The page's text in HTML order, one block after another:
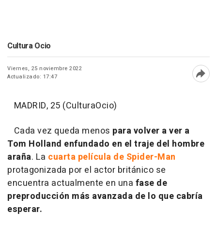
Cultura Ocio
Viernes, 25 noviembre 2022
Actualizado: 17:47
MADRID, 25 (CulturaOcio)
Cada vez queda menos para volver a ver a
Tom Holland enfundado en el traje del hombre
araña. La cuarta película de Spider-Man
protagonizada por el actor británico se
encuentra actualmente en una fase de
preproducción más avanzada de lo que cabría
esperar.